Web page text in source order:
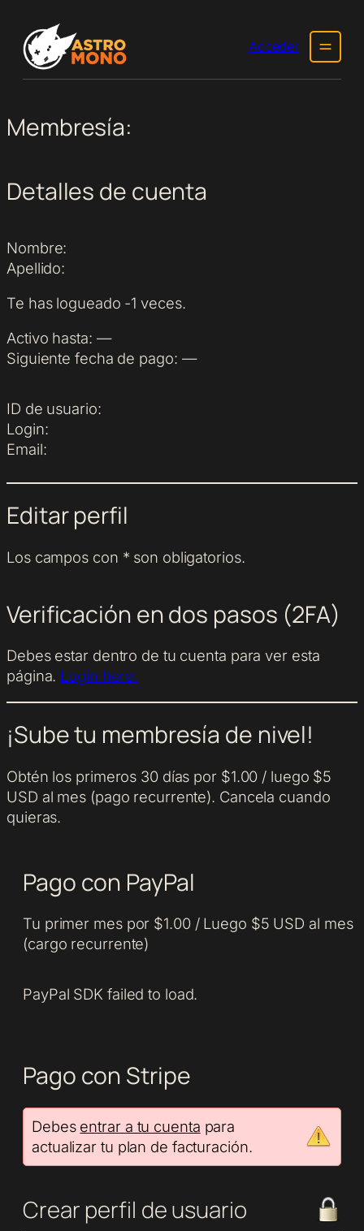
Acceder
Membresía:
Detalles de cuenta
Nombre:
Apellido:
Te has logueado -1 veces.
Activo hasta: —
Siguiente fecha de pago: —
ID de usuario:
Login:
Email:
Editar perfil
Los campos con * son obligatorios.
Verificación en dos pasos (2FA)
Debes estar dentro de tu cuenta para ver esta
página. Login here.
¡Sube tu membresía de nivel!
Obtén los primeros 30 días por $1.00 / luego $5
USD al mes (pago recurrente). Cancela cuando
quieras.
Pago con PayPal
Tu primer mes por $1.00 / Luego $5 USD al mes
(cargo recurrente)
PayPal SDK failed to load.
Pago con Stripe
Debes entrar a tu cuenta para
actualizar tu plan de facturación.
Crear perfil de usuario